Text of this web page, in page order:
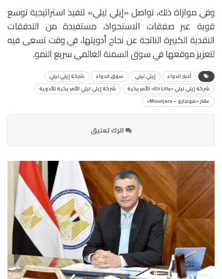
وفي موازاة ذلك، تواصل «إيلي ليلي» تنفيذ استراتيجية توسع
قوية عبر صفقات الاستحواذ، مستفيدة من التدفقات
النقدية الكبيرة الناتجة عن نجاح أدويتها، في وقت تسعى فيه
لتعزيز موقعها في سوق السمنة العالمي سريع النمو.
أخبار الدواء إيلي ليلي سوق الدواء
شركة إيلي ليلي
شركة إيلي ليلي «Eli Lilly» الأمريكية
شركة إيلي ليلي الأمريكية للأدوية
عقار «مونجارو – Mounjaro»
اترك تعليق